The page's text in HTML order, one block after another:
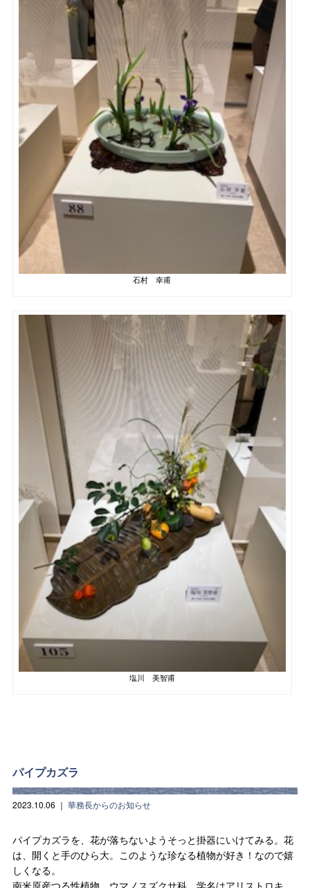
石村 幸甫
塩川 美智甫
パイプカズラ
2023.10.06 ｜ 華務長からのお知らせ
パイプカズラを、花が落ちないようそっと掛器にいけてみる。花
は、開くと手のひら大。このような珍なる植物が好き！なので嬉
しくなる。
南米原産つる性植物、ウマノスズクサ科、学名はアリストロキ